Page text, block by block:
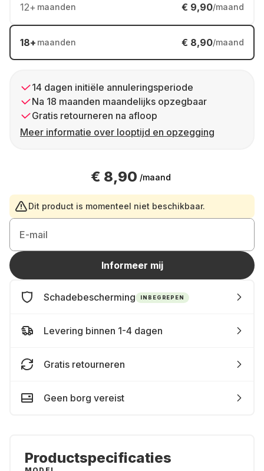
12+ maanden € 9,90/maand
18+ maanden € 8,90/maand
14 dagen initiële annuleringsperiode
Na 18 maanden maandelijks opzegbaar
Gratis retourneren na afloop
Meer informatie over looptijd en opzegging
€ 8,90 /maand
Dit product is momenteel niet beschikbaar.
E-mail
Informeer mij
Schadebescherming INBEGREPEN
Levering binnen 1-4 dagen
Gratis retourneren
Geen borg vereist
Productspecificaties